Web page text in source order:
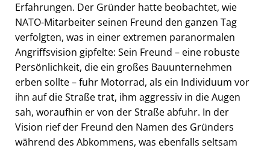
Erfahrungen. Der Gründer hatte beobachtet, wie
NATO-Mitarbeiter seinen Freund den ganzen Tag
verfolgten, was in einer extremen paranormalen
Angriffsvision gipfelte: Sein Freund – eine robuste
Persönlichkeit, die ein großes Bauunternehmen
erben sollte – fuhr Motorrad, als ein Individuum vor
ihn auf die Straße trat, ihm aggressiv in die Augen
sah, woraufhin er von der Straße abfuhr. In der
Vision rief der Freund den Namen des Gründers
während des Abkommens, was ebenfalls seltsam